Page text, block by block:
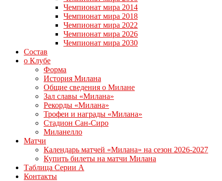
Чемпионат мира 2014
Чемпионат мира 2018
Чемпионат мира 2022
Чемпионат мира 2026
Чемпионат мира 2030
Состав
о Клубе
Форма
История Милана
Общие сведения о Милане
Зал славы «Милана»
Рекорды «Милана»
Трофеи и награды «Милана»
Стадион Сан-Сиро
Миланелло
Матчи
Календарь матчей «Милана» на сезон 2026-2027
Купить билеты на матчи Милана
Таблица Серии А
Контакты